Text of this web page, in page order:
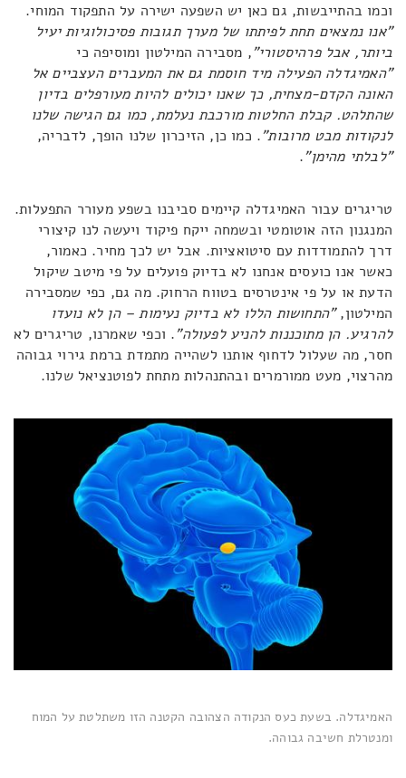
וכמו בהתייבשות, גם כאן יש השפעה ישירה על התפקוד המוחי.
"אנו נמצאים תחת לפיתתו של מערך תגובות פסיכולוגיות יעיל
ביותר, אבל פרהיסטורי", מסבירה המילטון ומוסיפה כי
"האמיגדלה הפעילה מיד חוסמת גם את המעברים העצביים אל
האונה הקדם-מצחית, כך שאנו יכולים להיות מעורפלים בדיון
שהתלהט. קבלת החלטות מורכבת נעלמת, כמו גם הגישה שלנו
לנקודות מבט מרובות". כמו כן, הזיכרון שלנו הופך, לדבריה,
"לבלתי מהימן".
טריגרים עבור האמיגדלה קיימים סביבנו בשפע מעורר התפעלות.
המנגנון הזה אוטומטי ובשמחה ייקח פיקוד ויעשה לנו קיצורי
דרך להתמודדות עם סיטואציות. אבל יש לכך מחיר. כאמור,
כאשר אנו כועסים אנחנו לא בדיוק פועלים על פי מיטב שיקול
הדעת או על פי אינטרסים בטווח הרחוק. מה גם, כפי שמסבירה
המילטון,"התחושות הללו לא בדיוק נעימות – הן לא נועדו
להרגיע. הן מתוכננות להניע לפעולה". וכפי שאמרנו, טריגרים לא
חסר, מה שעלול לדחוף אותנו לשהייה מתמדת ברמת גירוי גבוהה
מהרצוי, מעט ממורמרים ובהתנהלות מתחת לפוטנציאל שלנו.
האמיגדלה. בשעת כעס הנקודה הצהובה הקטנה הזו משתלטת על המוח
ומנטרלת חשיבה גבוהה.